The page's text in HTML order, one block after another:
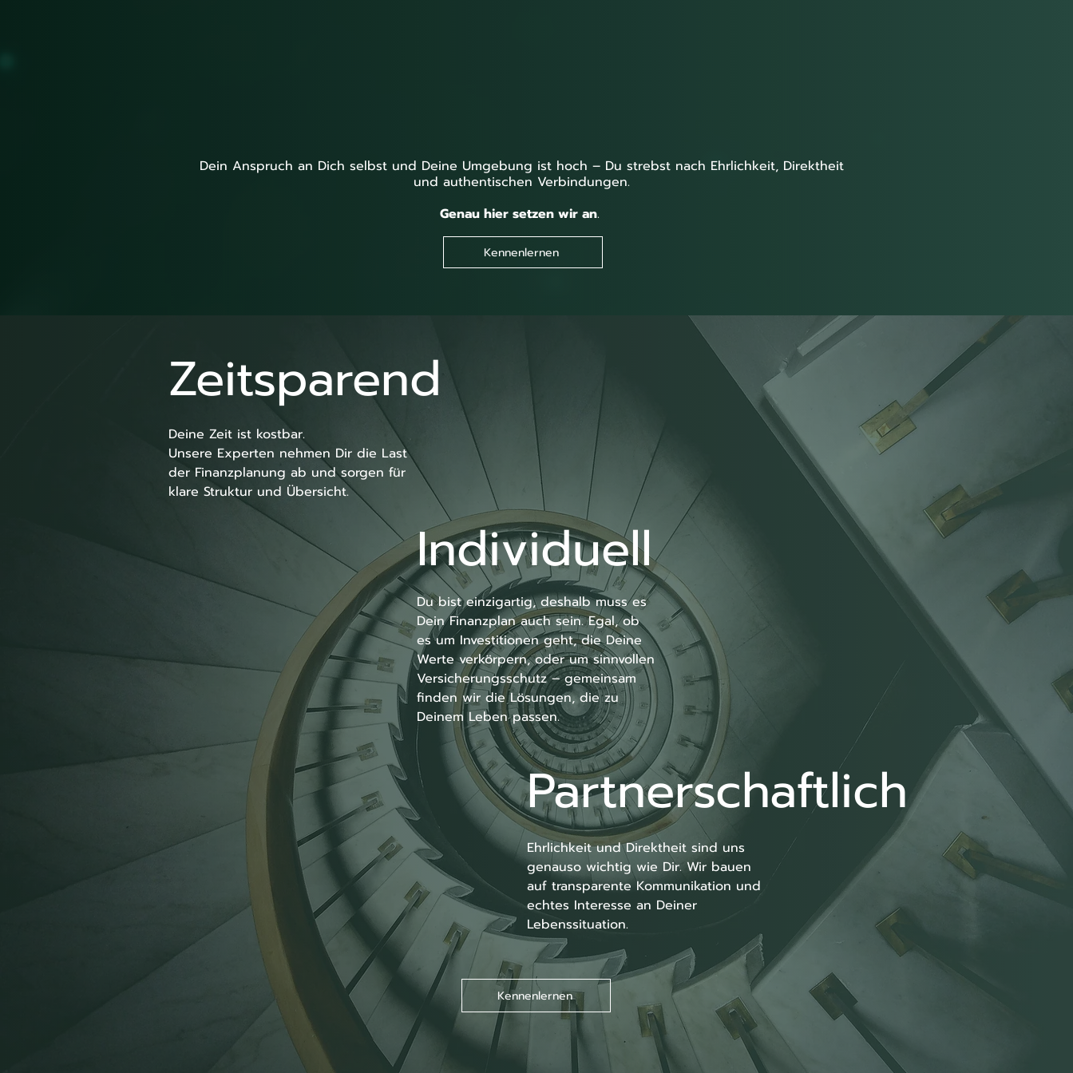
Dein Anspruch an Dich selbst und Deine Umgebung ist hoch – Du strebst nach Ehrlichkeit, Direktheit
und authentischen Verbindungen.
Genau hier setzen wir an.
Kennenlernen
Zeitsparend
Deine Zeit ist kostbar.
Unsere Experten nehmen Dir die Last
der Finanzplanung ab und sorgen für
klare Struktur und Übersicht.
Individuell
Du bist einzigartig, deshalb muss es
Dein Finanzplan auch sein. Egal, ob
es um Investitionen geht, die Deine
Werte verkörpern, oder um sinnvollen
Versicherungsschutz – gemeinsam
finden wir die Lösungen, die zu
Deinem Leben passen.
Partnerschaftlich
Ehrlichkeit und Direktheit sind uns
genauso wichtig wie Dir. Wir bauen
auf transparente Kommunikation und
echtes Interesse an Deiner
Lebenssituation.
Kennenlernen